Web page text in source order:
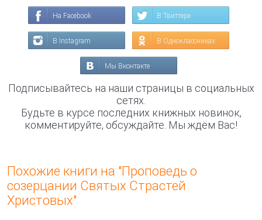
На Facebook В Твиттере
В Instagram В Одноклассниках
Мы Вконтакте
Подписывайтесь на наши страницы в социальных
сетях.
Будьте в курсе последних книжных новинок,
комментируйте, обсуждайте. Мы ждём Вас!
Похожие книги на "Проповедь о
созерцании Святых Страстей
Христовых"